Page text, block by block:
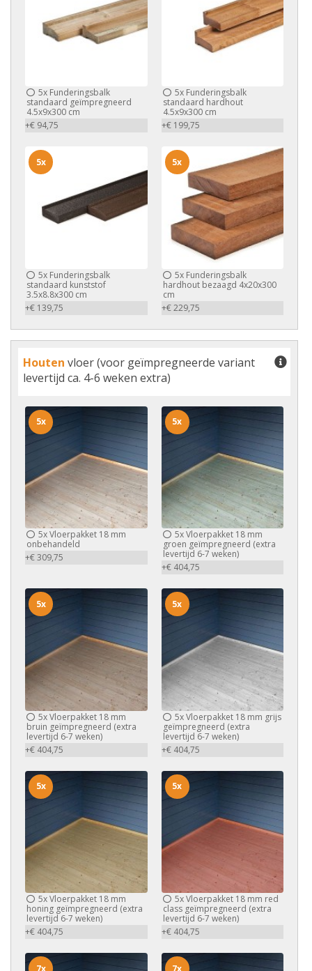
5x Funderingsbalk
standaard geïmpregneerd
4.5x9x300 cm
+€ 94,75
5xFunderingsbalk
standaard hardhout
4.5x9x300 cm
+€ 199,75
5x Funderingsbalk
standaard kunststof
3.5x8.8x300 cm
+€ 139,75
5x
5xFunderingsbalk
hardhout bezaagd 4x20x300
cm
+€ 229,75
5x
Houten vloer (voor geïmpregneerde variant
levertijd ca. 4-6 weken extra)
5xVloerpakket 18 mm
onbehandeld
+€ 309,75
5x
5xVloerpakket 18 mm
groen geïmpregneerd (extra
levertijd 6-7 weken)
+€ 404,75
5x
5xVloerpakket 18 mm
bruin geïmpregneerd (extra
levertijd 6-7 weken)
+€ 404,75
5x
5xVloerpakket 18 mm grijs
geïmpregneerd (extra
levertijd 6-7 weken)
+€ 404,75
5x
5xVloerpakket 18 mm
honing geïmpregneerd (extra
levertijd 6-7 weken)
+€ 404,75
5x
5xVloerpakket 18 mm red
class geïmpregneerd (extra
levertijd 6-7 weken)
+€ 404,75
5x
7x 7x